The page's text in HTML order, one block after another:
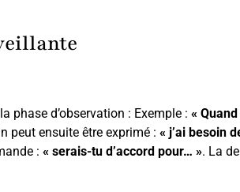
phase d’observation : Exemple : «
peut ensuite être exprimé : « j’ai besoin
: « serais-tu d’accord pour… ». La